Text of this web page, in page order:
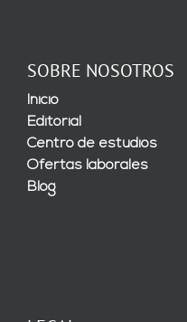
SOBRE NOSOTROS
Inicio
Editorial
Centro de estudios
Ofertas laborales
Blog